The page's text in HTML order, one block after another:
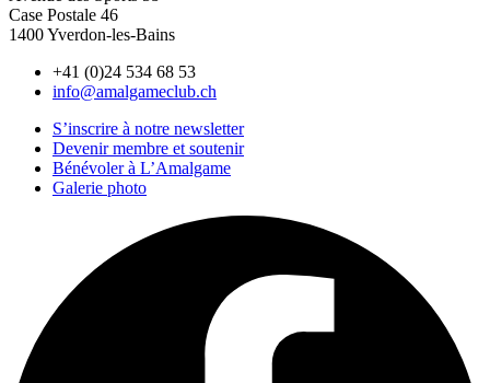
Case Postale 46
1400 Yverdon-les-Bains
+41 (0)24 534 68 53
info@amalgameclub.ch
S’inscrire à notre newsletter
Devenir membre et soutenir
Bénévoler à L’Amalgame
Galerie photo